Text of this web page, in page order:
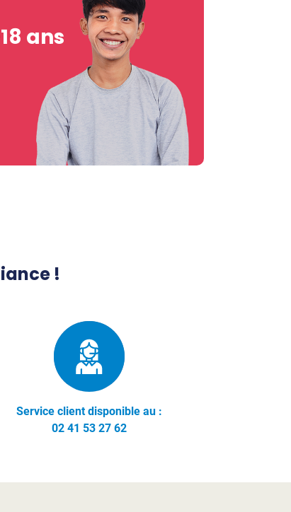
ans
!
Service client disponible au :
02 41 53 27 62